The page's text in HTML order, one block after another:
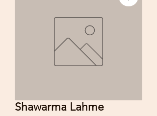
Shawarma Lahme